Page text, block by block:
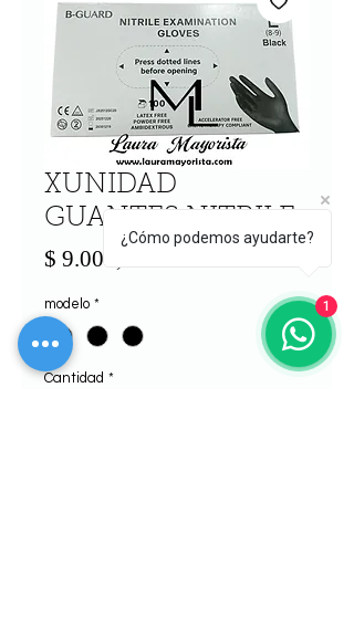
XUNIDAD
GUANTES NITRILE
$ 9.000,00
modelo *
Cantidad *
¿Cómo podemos ayudarte?
1